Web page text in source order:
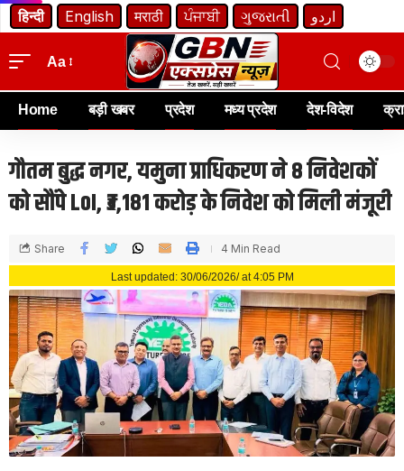
हिन्दी English मराठी ਪੰਜਾਬੀ ગુજરાતી اردو
Aa
Home बड़ी खबर प्रदेश मध्य प्रदेश देश-विदेश
गौतम बुद्ध नगर, यमुना प्राधिकरण ने 8 निवेशकों
को सौंपे LoI, ₹3,181 करोड़ के निवेश को मिली मंजूरी
Last updated: 30/06/2026/ at 4:05 PM
Share 4 Min Read